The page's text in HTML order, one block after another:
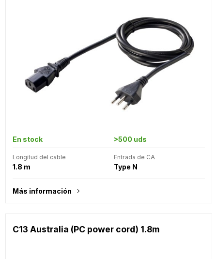
En stock >500 uds
Longitud del cable
1.8 m
Entrada de CA
Type N
Más información
C13 Australia (PC power cord) 1.8m